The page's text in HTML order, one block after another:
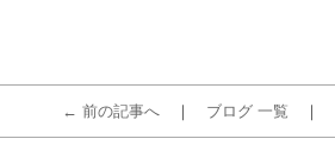
← 前の記事へ ブログ 一覧